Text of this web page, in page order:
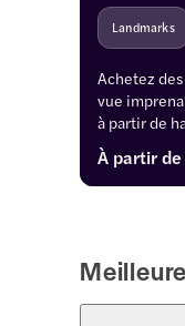
Landmarks
Achetez
vue
à partir de
Big Ben, le
Paul.
d'accès
À partir de